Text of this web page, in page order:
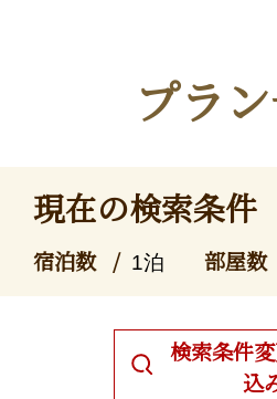
プラ
現在の検索条件
宿泊数 1泊 部屋数
検索条件
込